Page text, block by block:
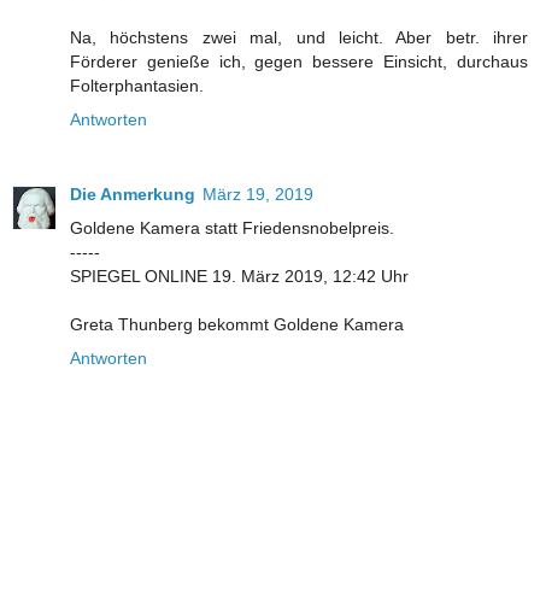
Na, höchstens zwei mal, und leicht. Aber betr. ihrer
Förderer genieße ich, gegen bessere Einsicht, durchaus
Folterphantasien.
Antworten
Die Anmerkung März 19, 2019
Goldene Kamera statt Friedensnobelpreis.
-----
SPIEGEL ONLINE 19. März 2019, 12:42 Uhr
Greta Thunberg bekommt Goldene Kamera
Antworten